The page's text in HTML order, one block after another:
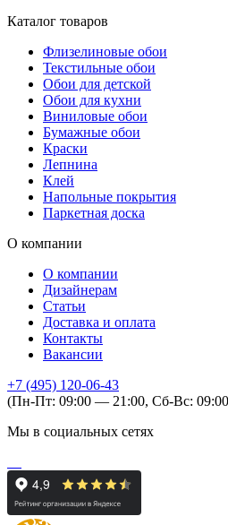
Каталог товаров
Флизелиновые обои
Текстильные обои
Обои для детской
Обои для кухни
Виниловые обои
Бумажные обои
Краски
Лепнина
Клей
Напольные покрытия
Паркетная доска
О компании
О компании
Дизайнерам
Статьи
Доставка и оплата
Контакты
Вакансии
+7 (495) 120-06-43
(Пн-Пт: 09:00 — 21:00, Сб-Вс:
Мы в социальных сетях